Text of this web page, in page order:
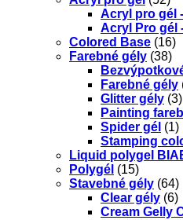
Acryl pro gél
Acryl Pro gél
Colored Base (16)
Farebné gély (38)
Farebné gély
Glitter gély (3)
Painting
Spider gél (1)
Stamping
Liquid polygel
Polygél (15)
Stavebné gély (64)
Clear gély (6)
Cream Gelly